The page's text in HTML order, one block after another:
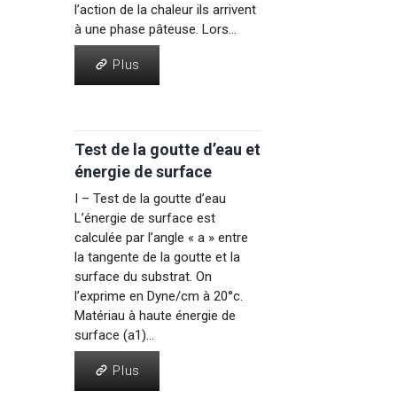
l’action de la chaleur ils arrivent
à une phase pâteuse. Lors...
Plus
Plus
Test de la goutte d’eau et
énergie de surface
I – Test de la goutte d’eau
L’énergie de surface est
calculée par l’angle « a » entre
la tangente de la goutte et la
surface du substrat. On
l’exprime en Dyne/cm à 20°c.
Matériau à haute énergie de
surface (a1)...
Plus
Plus